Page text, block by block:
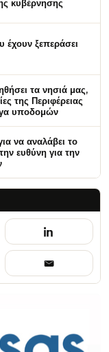
κυβέρνησης
έχουν ξεπεράσει
τα νησιά μας,
της Περιφέρειας
υποδομών
να αναλάβει το
ευθύνη για την